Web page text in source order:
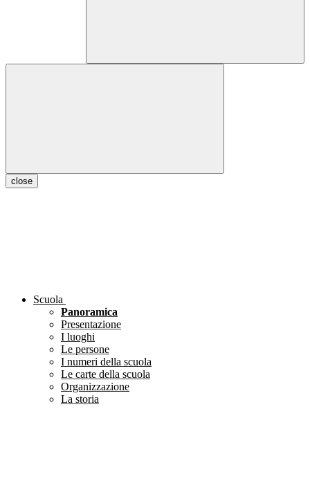
close
Scuola
Panoramica
Presentazione
I luoghi
Le persone
I numeri della scuola
Le carte della scuola
Organizzazione
La storia